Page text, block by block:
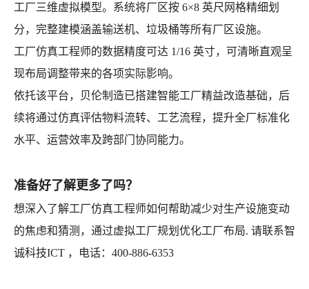
工厂三维虚拟模型。系统将厂区按 6×8 英尺网格精细划
分，完整建模涵盖输送机、垃圾桶等所有厂区设施。
工厂仿真工程师的数据精度可达 1/16 英寸，可清晰直观呈
现布局调整带来的各项实际影响。
依托该平台，贝伦制造已搭建智能工厂精益改造基础，后
续将通过仿真评估物料流转、工艺流程，提升全厂标准化
水平、运营效率及跨部门协同能力。
准备好了解更多了吗？
想深入了解工厂仿真工程师如何帮助减少对生产设施变动
的焦虑和猜测，通过虚拟工厂规划优化工厂布局. 请联系智
诚科技ICT ，电话：400-886-6353